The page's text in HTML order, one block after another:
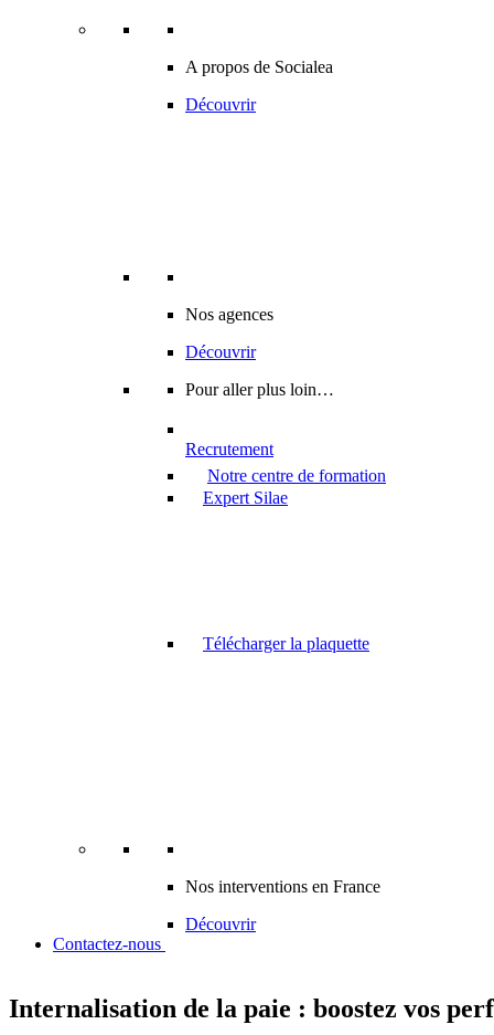
A propos de Socialea
Découvrir
Nos agences
Découvrir
Pour aller plus loin…
Recrutement
Notre centre de formation
Expert Silae
Télécharger la plaquette
Nos interventions en France
Découvrir
Contactez-nous
Internalisation de la paie : boostez vos